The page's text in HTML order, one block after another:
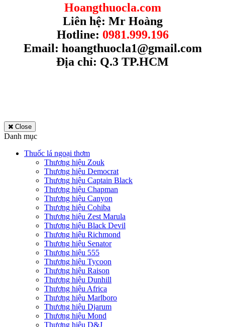
Hoangthuocla.com
Liên hệ: Mr Hoàng
Hotline: 0981.999.196
Email: hoangthuocla1@gmail.com
Địa chỉ: Q.3 TP.HCM
Close
Danh mục
Thuốc lá ngoại thơm
Thương hiệu Zouk
Thương hiệu Democrat
Thương hiệu Captain Black
Thương hiệu Chapman
Thương hiệu Canyon
Thương hiệu Cohiba
Thương hiệu Zest Marula
Thương hiệu Black Devil
Thương hiệu Richmond
Thương hiệu Senator
Thương hiệu 555
Thương hiệu Tycoon
Thương hiệu Raison
Thương hiệu Dunhill
Thương hiệu Africa
Thương hiệu Marlboro
Thương hiệu Djarum
Thương hiệu Mond
Thương hiệu D&J